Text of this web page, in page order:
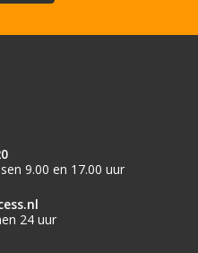
9.00 en 17.00 uur
24 uur